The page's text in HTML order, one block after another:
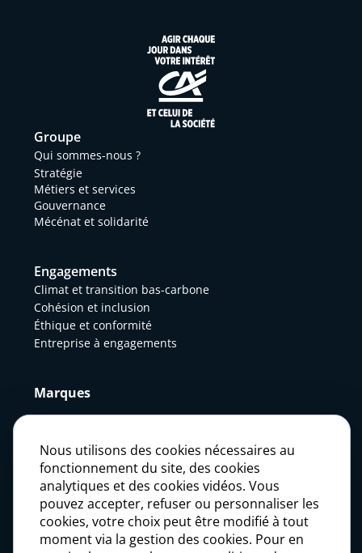
Groupe
Qui sommes-nous ?
Stratégie
Métiers et services
Gouvernance
Mécénat et solidarité
Engagements
Climat et transition bas-carbone
Cohésion et inclusion
Éthique et conformité
Entreprise à engagements
Marques
Actualités
Presse
Carrières
Nous utilisons des cookies nécessaires au
fonctionnement du site, des cookies
analytiques et des cookies vidéos. Vous
pouvez accepter, refuser ou personnaliser les
cookies, votre choix peut être modifié à tout
moment via la gestion des cookies. Pour en